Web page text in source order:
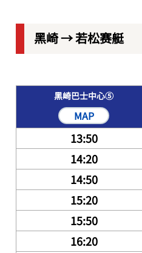
黑崎 → 若松赛艇
黑崎巴士中心⑤
MAP
13:50
14:20
14:50
15:20
15:50
16:20